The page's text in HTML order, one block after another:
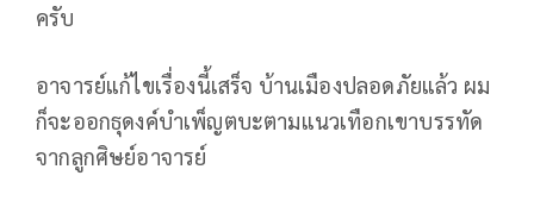
ครับ
อาจารย์แก้ไขเรื่องนี้เสร็จ บ้านเมืองปลอดภัยแล้ว ผม
ก็จะออกธุดงค์บำเพ็ญตบะตามแนวเทือกเขาบรรทัด
จากลูกศิษย์อาจารย์